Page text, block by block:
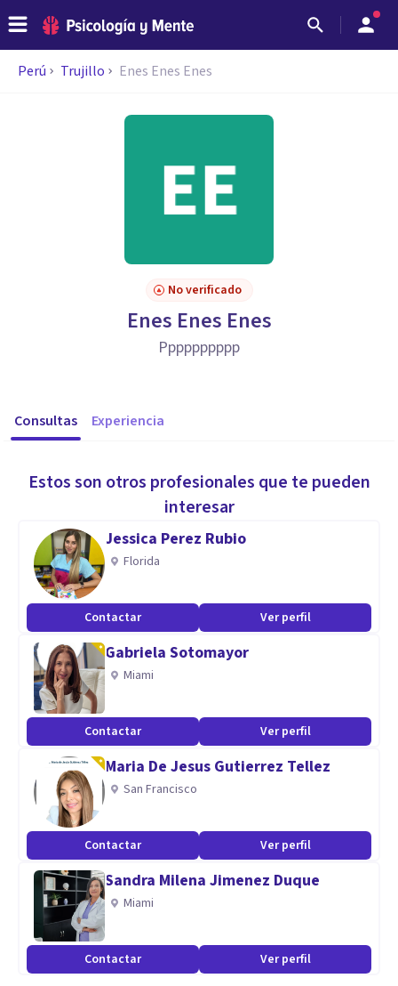
Perú Trujillo Enes Enes Enes
No verificado
Enes Enes Enes
Pppppppppp
Consultas Experiencia
Estos son otros profesionales que te pueden
interesar
Jessica Perez Rubio
Florida
Contactar Ver perfil
Gabriela Sotomayor
Miami
Contactar Ver perfil
Maria De Jesus Gutierrez Tellez
San Francisco
Contactar Ver perfil
Sandra Milena Jimenez Duque
Miami
Contactar Ver perfil